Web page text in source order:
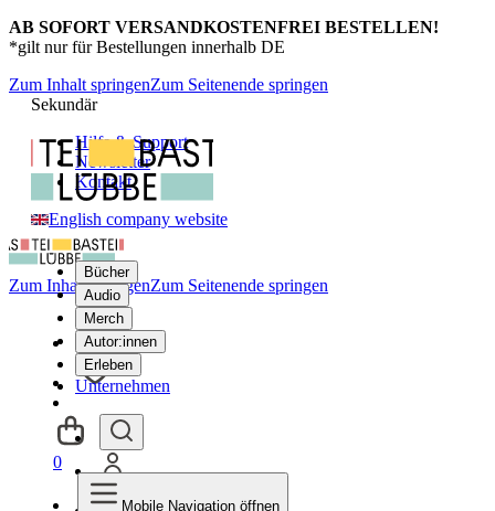
AB SOFORT VERSANDKOSTENFREI BESTELLEN!
*gilt nur für Bestellungen innerhalb DE
Zum Inhalt springenZum Seitenende springen
Sekundär
Hilfe & Support
Newsletter
Kontakt
English company website
Bücher
Audio
Merch
Autor:innen
Erleben
Unternehmen
Zum Inhalt springenZum Seitenende springen
0
Mobile Navigation öffnen